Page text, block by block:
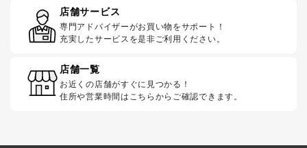
店舗サービス
専門アドバイザーがお買い物をサポート！
充実したサービスを是非ご利用ください。
店舗一覧
お近くの店舗がすぐに見つかる！
住所や営業時間はこちらからご確認できます。